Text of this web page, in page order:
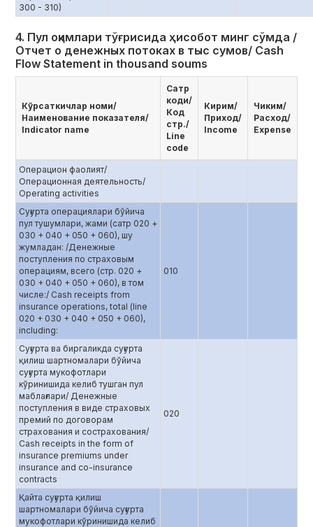
300 - 310)
4. Пул оқимлари тўғрисида ҳисобот минг сўмда /
Отчет о денежных потоках в тыс сумов/ Cash
Flow Statement in thousand soums
Кўрсаткичлар номи/
Наименование показателя/
Indicator name
Сатр
коди/
Код
стр./
Line
code
Кирим/
Приход/
Income
Чиким/
Расход/
Expense
Операцион фаолият/
Операционная деятельность/
Operating activities
Суғурта операциялари бўйича
пул тушумлари, жами (сатр 020 +
030 + 040 + 050 + 060), шу
жумладан: /Денежные
поступления по страховым
операциям, всего (стр. 020 +
030 + 040 + 050 + 060), в том
числе:/ Cash receipts from
insurance operations, total (line
020 + 030 + 040 + 050 + 060),
including:
010
Суғурта ва биргаликда суғурта
қилиш шартномалари бўйича
суғурта мукофотлари
кўринишида келиб тушган пул
маблағлари/ Денежные
поступления в виде страховых
премий по договорам
страхования и сострахования/
Cash receipts in the form of
insurance premiums under
insurance and co-insurance
contracts
020
Қайта суғурта қилиш
шартномалари бўйича суғурта
мукофотлари кўринишида келиб